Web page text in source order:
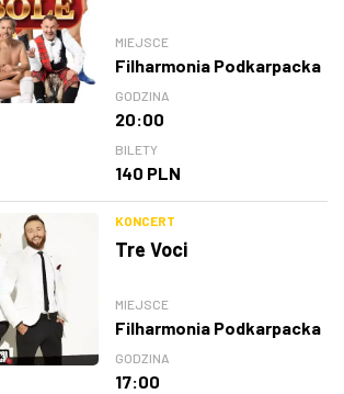
MIEJSCE
Filharmonia Podkarpacka
GODZINA
20:00
BILETY
140 PLN
KONCERT
Tre Voci
MIEJSCE
Filharmonia Podkarpacka
GODZINA
17:00